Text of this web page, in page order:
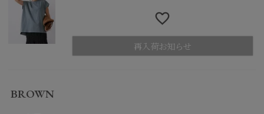
再入荷お知らせ
BROWN